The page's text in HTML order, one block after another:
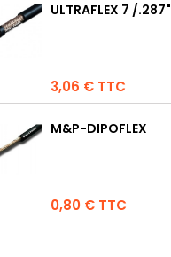
ULTRAFLEX 7 /.287"
Prix
3,06 € TTC
M&P-DIPOFLEX
Prix
0,80 € TTC